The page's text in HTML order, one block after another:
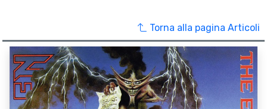
Torna alla pagina Articoli